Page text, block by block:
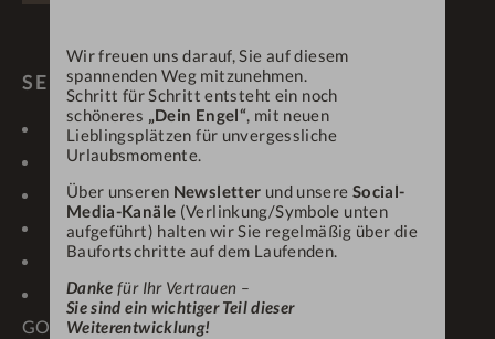
Wir freuen uns darauf, Sie auf diesem
spannenden Weg mitzunehmen.
Schritt für Schritt entsteht ein noch
schöneres „Dein Engel“, mit neuen
Lieblingsplätzen für unvergessliche
Urlaubsmomente.
Über unseren Newsletter und unsere Social-
Media-Kanäle (Verlinkung/Symbole unten
aufgeführt) halten wir Sie regelmäßig über die
Baufortschritte auf dem Laufenden.
Dankefür Ihr Vertrauen –
Sie sind ein wichtiger Teil dieser
Weiterentwicklung!
SERVICE & LINKS
KONTAKT
LAGE & ANREISE
GUTSCHEINE
IMPRESSIONEN
WETTER/WEBCAM
KARRIERE
PROSPEKTE
ONLINE-CHECK-IN
ANFRAGEN
OBERSTAUFEN PLUS-
GOLF